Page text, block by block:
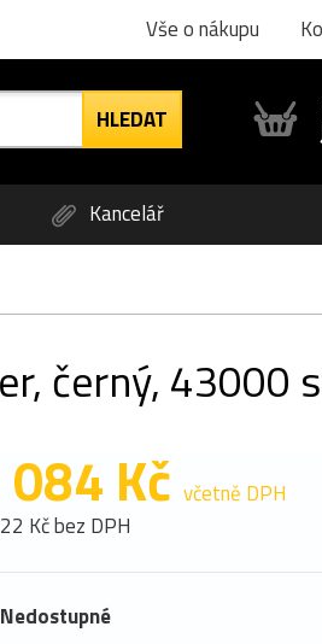
Vše o nákupu
Kancelář
černý, 43000
Kč včetně DPH
Kč bez DPH
Nedostupné